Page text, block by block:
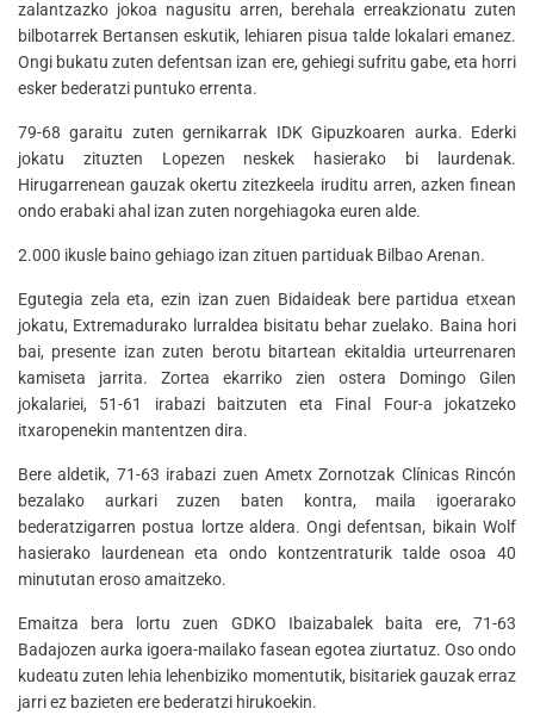
zalantzazko jokoa nagusitu arren, berehala erreakzionatu zuten
bilbotarrek Bertansen eskutik, lehiaren pisua talde lokalari emanez.
Ongi bukatu zuten defentsan izan ere, gehiegi sufritu gabe, eta horri
esker bederatzi puntuko errenta.
79-68 garaitu zuten gernikarrak IDK Gipuzkoaren aurka. Ederki
jokatu zituzten Lopezen neskek hasierako bi laurdenak.
Hirugarrenean gauzak okertu zitezkeela iruditu arren, azken finean
ondo erabaki ahal izan zuten norgehiagoka euren alde.
2.000 ikusle baino gehiago izan zituen partiduak Bilbao Arenan.
Egutegia zela eta, ezin izan zuen Bidaideak bere partidua etxean
jokatu, Extremadurako lurraldea bisitatu behar zuelako. Baina hori
bai, presente izan zuten berotu bitartean ekitaldia urteurrenaren
kamiseta jarrita. Zortea ekarriko zien ostera Domingo Gilen
jokalariei, 51-61 irabazi baitzuten eta Final Four-a jokatzeko
itxaropenekin mantentzen dira.
Bere aldetik, 71-63 irabazi zuen Ametx Zornotzak Clínicas Rincón
bezalako aurkari zuzen baten kontra, maila igoerarako
bederatzigarren postua lortze aldera. Ongi defentsan, bikain Wolf
hasierako laurdenean eta ondo kontzentraturik talde osoa 40
minututan eroso amaitzeko.
Emaitza bera lortu zuen GDKO Ibaizabalek baita ere, 71-63
Badajozen aurka igoera-mailako fasean egotea ziurtatuz. Oso ondo
kudeatu zuten lehia lehenbiziko momentutik, bisitariek gauzak erraz
jarri ez bazieten ere bederatzi hirukoekin.